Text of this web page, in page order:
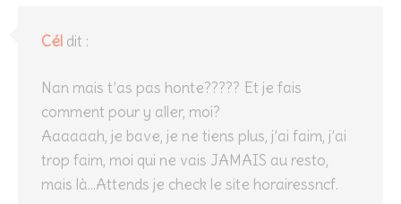
Cél dit :
Nan mais t’as pas honte????? Et je fais
comment pour y aller, moi?
Aaaaaah, je bave, je ne tiens plus, j’ai faim, j’ai
trop faim, moi qui ne vais JAMAIS au resto,
mais là…Attends je check le site horairessncf.